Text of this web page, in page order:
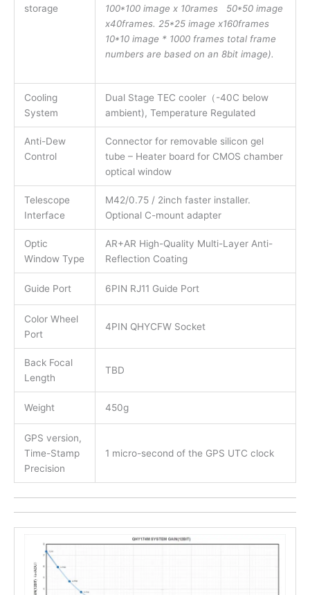
storage
100*100 image x 10rames 50*50 image
x40frames. 25*25 image x160frames
10*10 image * 1000 frames total frame
numbers are based on an 8bit image).
Cooling
System
Dual Stage TEC cooler（-40C below
ambient), Temperature Regulated
Anti-Dew
Control
Connector for removable silicon gel
tube – Heater board for CMOS chamber
optical window
Telescope
Interface
M42/0.75 / 2inch faster installer.
Optional C-mount adapter
Optic
Window Type
AR+AR High-Quality Multi-Layer Anti-
Reflection Coating
Guide Port 6PIN RJ11 Guide Port
Color Wheel
Port
4PIN QHYCFW Socket
Back Focal
Length
TBD
Weight 450g
GPS version,
Time-Stamp
Precision
1 micro-second of the GPS UTC clock